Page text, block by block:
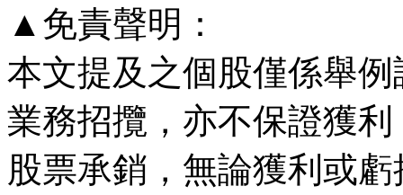
▲免責聲明：
本文提及之個股僅係舉
業務招攬，亦不保證獲
股票承銷，無論獲利或